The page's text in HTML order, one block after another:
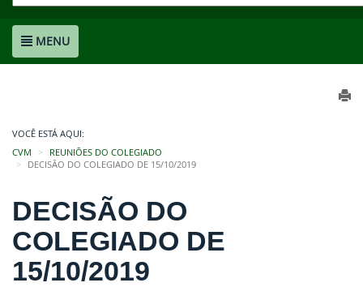
MENU
VOCÊ ESTÁ AQUI:
CVM
REUNIÕES DO COLEGIADO
DECISÃO DO COLEGIADO DE 15/10/2019
DECISÃO DO
COLEGIADO DE
15/10/2019